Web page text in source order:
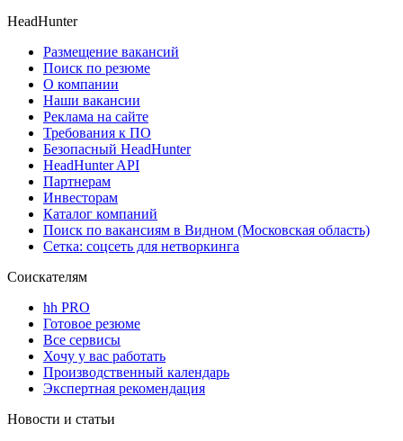
HeadHunter
Размещение вакансий
Поиск по резюме
О компании
Наши вакансии
Реклама на сайте
Требования к ПО
Безопасный HeadHunter
HeadHunter API
Партнерам
Инвесторам
Каталог компаний
Поиск по вакансиям в Видном (Московская область)
Сетка: соцсеть для нетворкинга
Соискателям
hh PRO
Готовое резюме
Все сервисы
Хочу у вас работать
Производственный календарь
Экспертная рекомендация
Новости и статьи